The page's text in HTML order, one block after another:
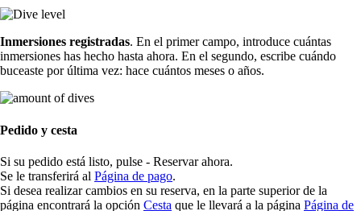
Inmersiones registradas. En el primer campo, introduce cuántas
inmersiones has hecho hasta ahora. En el segundo, escribe cuándo
buceaste por última vez: hace cuántos meses o años.
Pedido y cesta
Si su pedido está listo, pulse - Reservar ahora.
Se le transferirá al Página de pago.
Si desea realizar cambios en su reserva, en la parte superior de la
página encontrará la opción Cesta que le llevará a la página Página de